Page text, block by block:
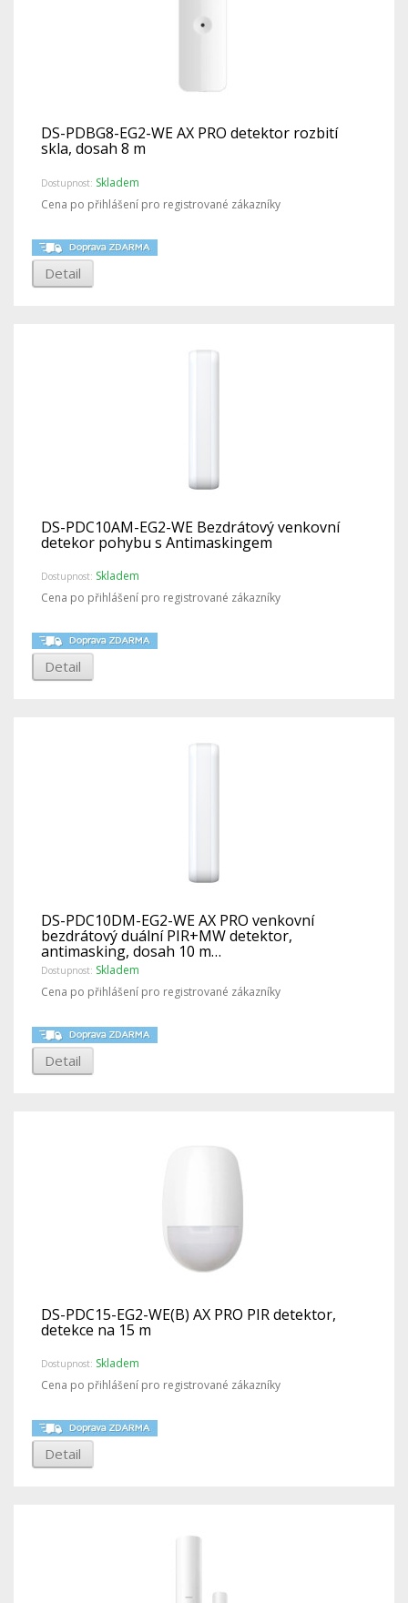
DS-PDBG8-EG2-WE AX PRO detektor rozbití
skla, dosah 8 m
Dostupnost: Skladem
Cena po přihlášení pro registrované zákazníky
Detail
DS-PDC10AM-EG2-WE Bezdrátový venkovní
detekor pohybu s Antimaskingem
Dostupnost: Skladem
Cena po přihlášení pro registrované zákazníky
Detail
DS-PDC10DM-EG2-WE AX PRO venkovní
bezdrátový duální PIR+MW detektor,
antimasking, dosah 10 m…
Dostupnost: Skladem
Cena po přihlášení pro registrované zákazníky
Detail
DS-PDC15-EG2-WE(B) AX PRO PIR detektor,
detekce na 15 m
Dostupnost: Skladem
Cena po přihlášení pro registrované zákazníky
Detail